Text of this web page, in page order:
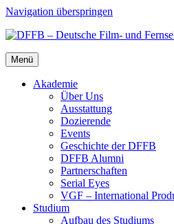
Navigation überspringen
Menü
Aka­de­mie
Über Uns
Aus­stat­tung
Dozie­ren­de
Events
Geschich­te der DFFB
DFFB Alum­ni
Part­ner­schaf­ten
Seri­al Eyes
VGF – Inter­na­tio­nal
Stu­di­um
Auf­bau des Stu­di­ums